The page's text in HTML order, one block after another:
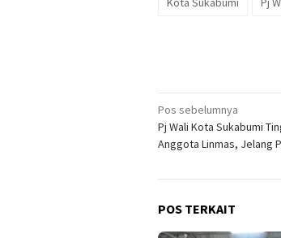
Navigasi
pos
Pos sebelumnya
Pj Wali Kota Sukabumi
Anggota Linmas, Jelang
POS TERKAIT